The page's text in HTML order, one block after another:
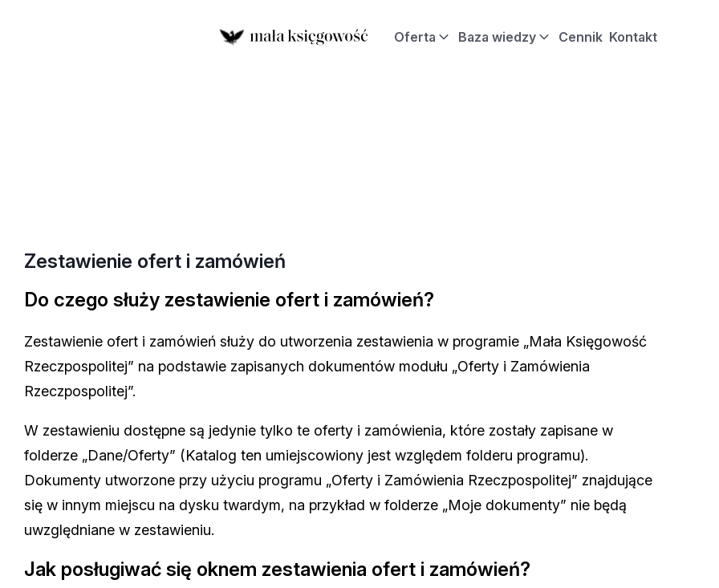
Oferta Baza wiedzy Cennik Kontakt
Zestawienie ofert i zamówień
Do czego służy zestawienie ofert i zamówień?
Zestawienie ofert i zamówień służy do utworzenia zestawienia w programie „Mała Księgowość
Rzeczpospolitej” na podstawie zapisanych dokumentów modułu „Oferty i Zamówienia
Rzeczpospolitej”.
W zestawieniu dostępne są jedynie tylko te oferty i zamówienia, które zostały zapisane w
folderze „Dane/Oferty” (Katalog ten umiejscowiony jest względem folderu programu).
Dokumenty utworzone przy użyciu programu „Oferty i Zamówienia Rzeczpospolitej” znajdujące
się w innym miejscu na dysku twardym, na przykład w folderze „Moje dokumenty” nie będą
uwzględniane w zestawieniu.
Jak posługiwać się oknem zestawienia ofert i zamówień?